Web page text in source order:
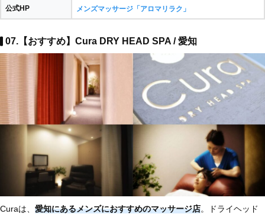
公式HP メンズマッサージ「アロマリラク」
07.【おすすめ】Cura DRY HEAD SPA / 愛知
Curaは、 愛知にあるメンズにおすすめのマッサージ店。ドライヘッド